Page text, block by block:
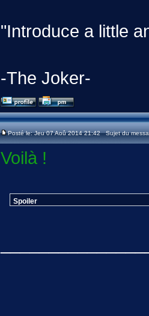
"Introduce a little
-The Joker-
Posté le: Jeu 07 Aoû 2014 21:42 Sujet du
Voilà !
Spoiler